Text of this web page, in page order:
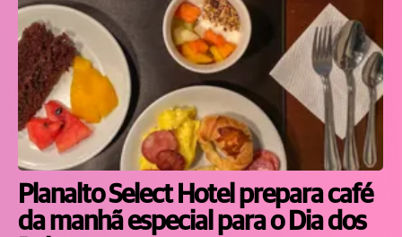
Planalto Select Hotel prepara café
da manhã especial para o Dia dos